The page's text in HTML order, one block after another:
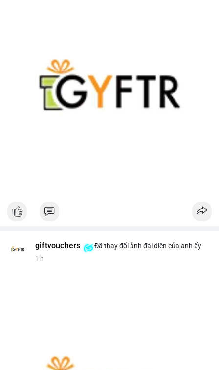
giftvouchers Đã thay đổi ảnh đại diện của anh ấy
1 h